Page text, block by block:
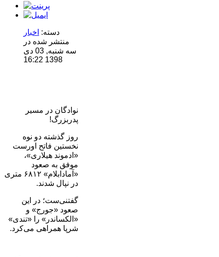
دسته: اخبار
منتشر شده در
سه شنبه, 03 دی
1398 16:22
نوادگان در مسیر
پدربزرگ!
روز گذشته دو نوه
نخستین فاتح اورست
«ادموند هیلاری»،
موفق به صعود
«آمادابلام» ۶۸۱۲ متری
در نپال شدند.
گفتنی‌ست؛ در این
صعود «جورج» و
«الکساندر» را «تندی»
شرپا همراهی می‌کرد.